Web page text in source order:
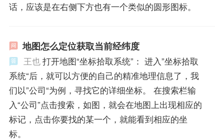
话，应该是在右侧下方也有一个类似的圆形图标。
地图怎么定位获取当前经纬度
王也打开地图“坐标拾取系统”： 进入”坐标拾取
系统“后，就可以方便的自己的精准地理信息了，我
们以”公司“为例，寻找它的详细坐标。 在搜索栏输
入“公司”点击搜索，如图，就会在地图上出现相应的
标记，点击你要找的某一个，就能看到相应的坐
标。